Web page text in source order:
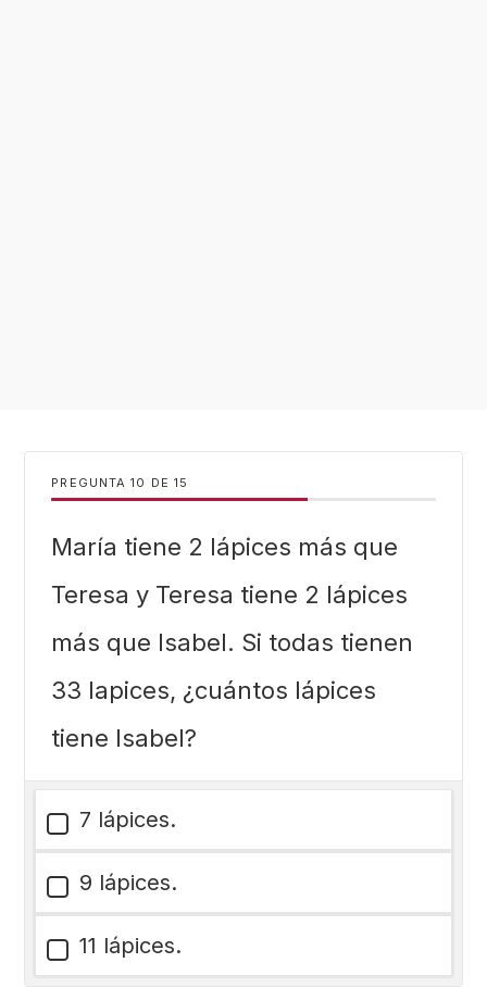
PREGUNTA DE 15
María tiene 2 lápices más que
Teresa y Teresa tiene 2 lápices
más que Isabel. Si todas tienen
33 lapices, ¿cuántos lápices
tiene Isabel?
7 lápices.
9 lápices.
11 lápices.